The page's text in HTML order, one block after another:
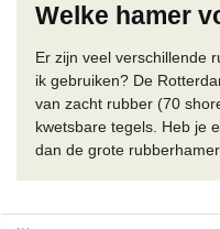
Welke hamer
Er zijn veel verschillende
ik gebruiken? De
van zacht rubber (70
kwetsbare tegels. Heb je
dan de grote